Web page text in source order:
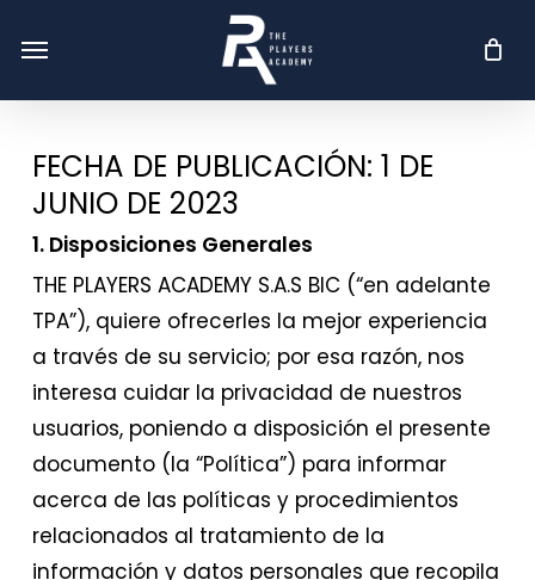
Menu
FECHA DE PUBLICACIÓN: 1 DE
JUNIO DE 2023
1. Disposiciones Generales
THE PLAYERS ACADEMY S.A.S BIC (“en adelante
TPA”), quiere ofrecerles la mejor experiencia
a través de su servicio; por esa razón, nos
interesa cuidar la privacidad de nuestros
usuarios, poniendo a disposición el presente
documento (la “Política”) para informar
acerca de las políticas y procedimientos
relacionados al tratamiento de la
información y datos personales que recopila